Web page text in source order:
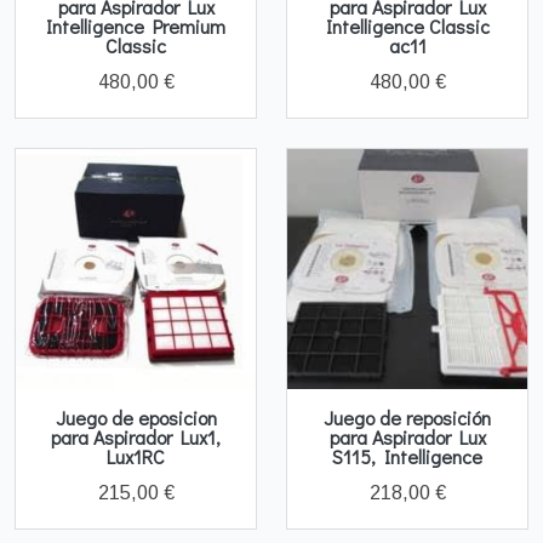
para Aspirador Lux
Intelligence Premium
Classic
480,00 €
para Aspirador Lux
Intelligence Classic
ac11
480,00 €
Juego de eposicion
para Aspirador Lux1,
Lux1RC
215,00 €
Juego de reposición
para Aspirador Lux
S115, Intelligence
218,00 €